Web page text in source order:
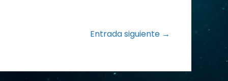
Entrada siguiente →